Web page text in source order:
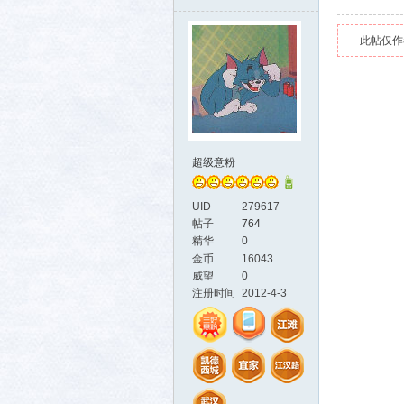
超级意粉
UID
279617
帖子
764
精华
0
金币
16043
威望
0
注册时间
2012-4-3
此帖仅